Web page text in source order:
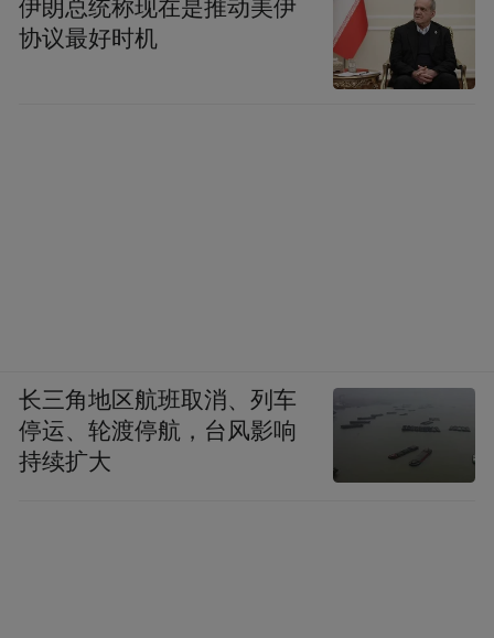
伊朗总统称现在是推动美伊
协议最好时机
长三角地区航班取消、列车
停运、轮渡停航，台风影响
持续扩大